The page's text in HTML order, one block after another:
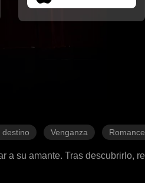
destino Venganza
su amante. Tras descubrirlo,